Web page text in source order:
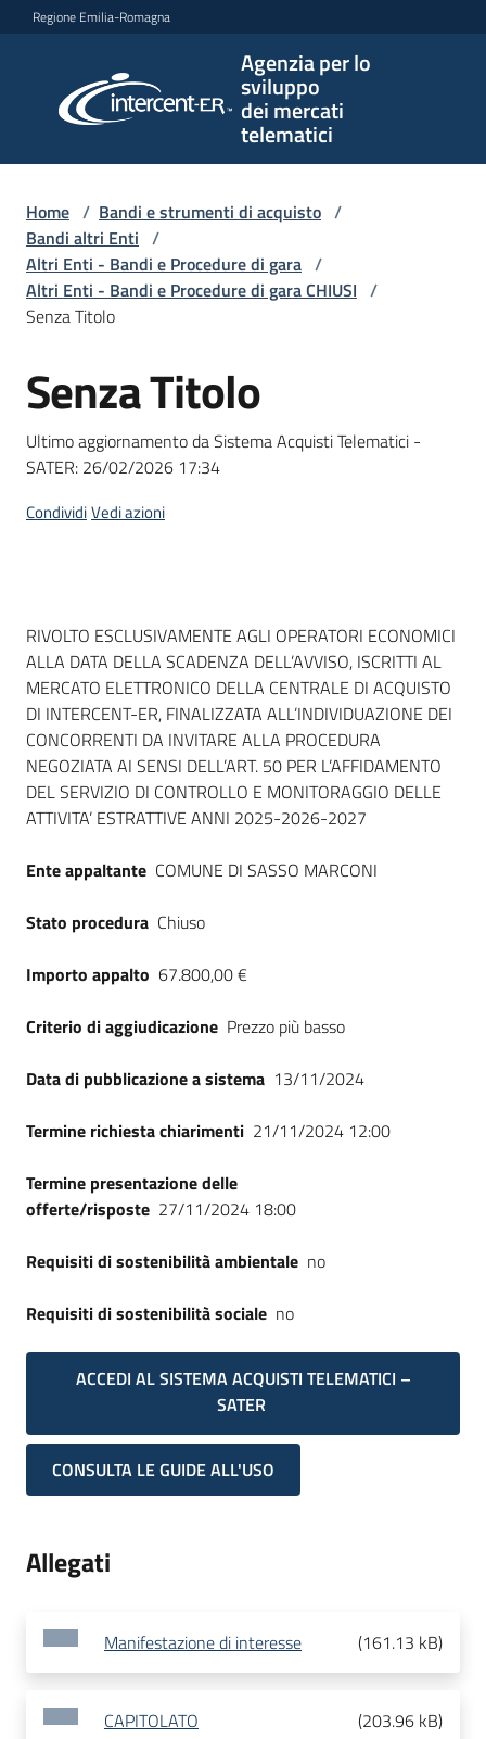
Vai al contenuto
Vai alla navigazione
Vai al footer
Regione Emilia-Romagna
Agenzia per lo
sviluppo
dei mercati
telematici
per lo
sviluppo
telematici
L'Agenzia
Bandi
strumenti
di
acquisto
Piattaforme
telematiche
English
Seguici
su
Home / Bandi e strumenti di acquisto /
Bandi altri Enti /
Altri Enti - Bandi e Procedure di gara /
Altri Enti - Bandi e Procedure di gara CHIUSI /
Senza Titolo
Salta al contenuto
Senza Titolo
Ultimo aggiornamento da Sistema Acquisti Telematici -
SATER: 26/02/2026 17:34
CondividiVedi azioni
Dati del bando
RIVOLTO ESCLUSIVAMENTE AGLI OPERATORI ECONOMICI
ALLA DATA DELLA SCADENZA DELL’AVVISO, ISCRITTI AL
MERCATO ELETTRONICO DELLA CENTRALE DI ACQUISTO
DI INTERCENT-ER, FINALIZZATA ALL’INDIVIDUAZIONE DEI
CONCORRENTI DA INVITARE ALLA PROCEDURA
NEGOZIATA AI SENSI DELL’ART. 50 PER L’AFFIDAMENTO
DEL SERVIZIO DI CONTROLLO E MONITORAGGIO DELLE
ATTIVITA’ ESTRATTIVE ANNI 2025-2026-2027
Ente appaltante COMUNE DI SASSO MARCONI
Stato procedura Chiuso
Importo appalto 67.800,00 €
Criterio di aggiudicazione Prezzo più basso
Data di pubblicazione a sistema 13/11/2024
Termine richiesta chiarimenti 21/11/2024 12:00
Termine presentazione delle
offerte/risposte 27/11/2024 18:00
Requisiti di sostenibilità ambientale no
Requisiti di sostenibilità sociale no
ACCEDI AL SISTEMA ACQUISTI TELEMATICI –
SATER
CONSULTA LE GUIDE ALL'USO
Allegati
Manifestazione di interesse (161.13 kB)
CAPITOLATO (203.96 kB)